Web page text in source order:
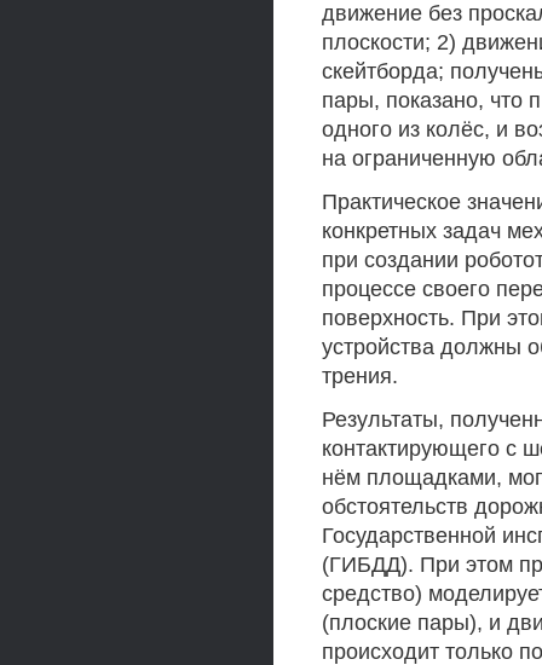
движение без
плоскости; 2)
скейтборда;
пары, показано, что
одного из колёс, и
на ограниченную
Практическое
конкретных задач
при создании
процессе своего
поверхность. При
устройства должны
трения.
Результаты,
контактирующего с
нём площадками,
обстоятельств
Государственной
(ГИБДД). При этом
средство)
(плоские пары), и
происходит только